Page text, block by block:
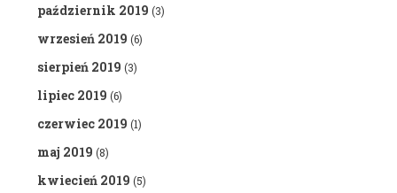
październik 2019 (3)
wrzesień 2019 (6)
sierpień 2019 (3)
lipiec 2019 (6)
czerwiec 2019 (1)
maj 2019 (8)
kwiecień 2019 (5)